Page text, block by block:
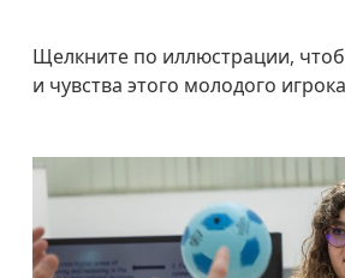
Щелкните по иллюстрации,
и чувства этого молодого